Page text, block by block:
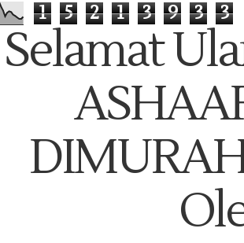
1 5 2 1 3 9 3 3
Selamat